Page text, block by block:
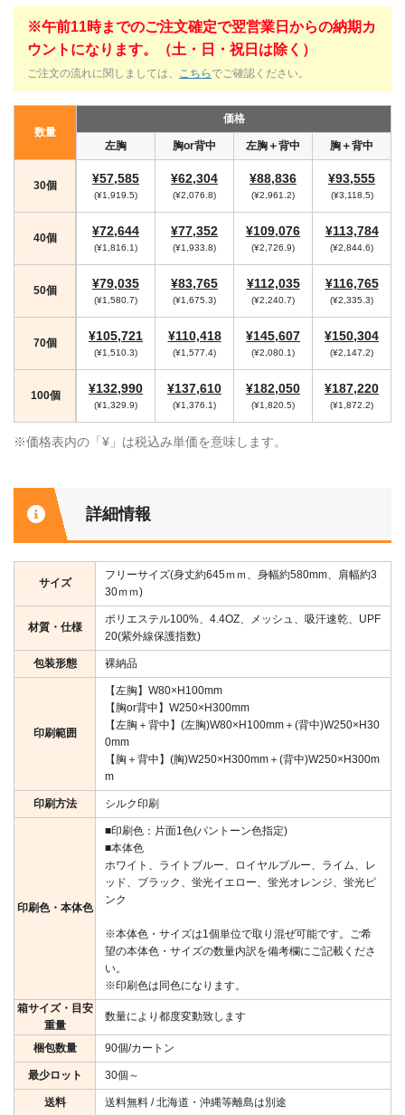
※午前11時までのご注文確定で翌営業日からの納期カ
ウントになります。（土・日・祝日は除く）
ご注文の流れに関しましては、 こちら でご確認ください。
数量
価格
左胸 胸or背中 左胸＋背中 胸＋背中
30個 ¥57,585
(¥1,919.5)
¥62,304
(¥2,076.8)
¥88,836
(¥2,961.2)
¥93,555
(¥3,118.5)
40個 ¥72,644
(¥1,816.1)
¥77,352
(¥1,933.8)
¥109,076
(¥2,726.9)
¥113,784
(¥2,844.6)
50個 ¥79,035
(¥1,580.7)
¥83,765
(¥1,675.3)
¥112,035
(¥2,240.7)
¥116,765
(¥2,335.3)
70個 ¥105,721
(¥1,510.3)
¥110,418
(¥1,577.4)
¥145,607
(¥2,080.1)
¥150,304
(¥2,147.2)
100個 ¥132,990
(¥1,329.9)
¥137,610
(¥1,376.1)
¥182,050
(¥1,820.5)
¥187,220
(¥1,872.2)
※価格表内の「¥」は税込み単価を意味します。
詳細情報
サイズ
フリーサイズ(身丈約645ｍｍ、身幅約580mm、肩幅約3
30ｍｍ)
材質・仕様
ポリエステル100%、4.4OZ、メッシュ、吸汗速乾、UPF
20(紫外線保護指数)
包装形態 裸納品
印刷範囲
【左胸】W80×H100mm
【胸or背中】W250×H300mm
【左胸＋背中】(左胸)W80×H100mm＋(背中)W250×H30
0mm
【胸＋背中】(胸)W250×H300mm＋(背中)W250×H300m
m
印刷方法 シルク印刷
印刷色・本体色
■印刷色：片面1色(パントーン色指定)
■本体色
ホワイト、ライトブルー、ロイヤルブルー、ライム、レ
ッド、ブラック、蛍光イエロー、蛍光オレンジ、蛍光ピ
ンク
※本体色・サイズは1個単位で取り混ぜ可能です。ご希
望の本体色・サイズの数量内訳を備考欄にご記載くださ
い。
※印刷色は同色になります。
箱サイズ・目安
重量
数量により都度変動致します
梱包数量 90個/カートン
最少ロット 30個～
送料 送料無料 / 北海道・沖縄等離島は別途